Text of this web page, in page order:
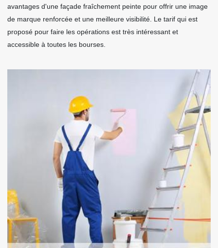
avantages d'une façade fraîchement peinte pour offrir une image
de marque renforcée et une meilleure visibilité. Le tarif qui est
proposé pour faire les opérations est très intéressant et
accessible à toutes les bourses.